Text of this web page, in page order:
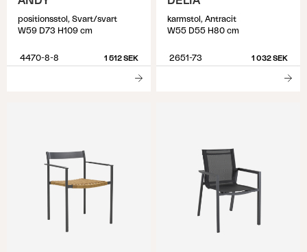
positionsstol, Svart/svart
W59 D73 H109 cm
4470-8-8 1 512 SEK
karmstol, Antracit
W55 D55 H80 cm
2651-73 1 032 SEK